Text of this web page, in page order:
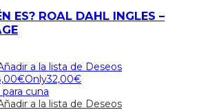
ES? ROAL DAHL INGLES –
a la lista de Deseos
€Only32,00€
a la lista de Deseos